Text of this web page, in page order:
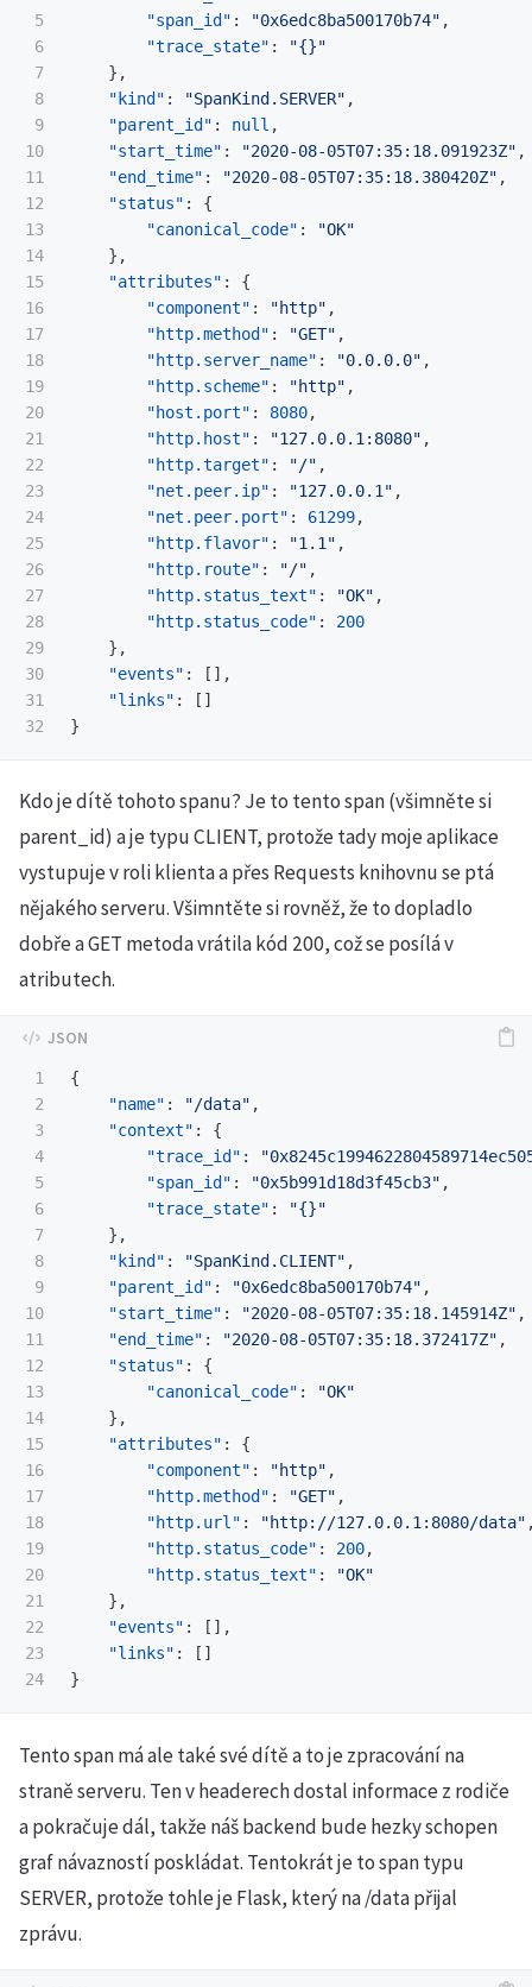
5
6
7
8
9
10
11
12
13
14
15
16
17
18
19
20
21
22
23
24
25
26
27
28
29
30
31
"span_id" : "0x6edc8ba500170b74" ,
"trace_state" :
"{}"
},
"kind" : "SpanKind.SERVER" ,
"parent_id" : null ,
"start_time" : "2020-08-05T07:35:18.091923Z" ,
"end_time" : "2020-08-05T07:35:18.380420Z" ,
"status" :
{
"canonical_code" :
"OK"
},
"attributes" :
{
"component" : "http" ,
"http.method" : "GET" ,
"http.server_name" : "0.0.0.0" ,
"http.scheme" : "http" ,
"host.port" : 8080,
"http.host" : "127.0.0.1:8080" ,
"http.target" : "/" ,
"net.peer.ip" : "127.0.0.1" ,
"net.peer.port" : 61299,
"http.flavor" : "1.1" ,
"http.route" : "/" ,
"http.status_text" : "OK" ,
"http.status_code" :
200
},
"events" :
[],
"links" :
[]
}
Kdo je dítě tohoto spanu? Je to tento span (všimněte si
parent_id) a je typu CLIENT, protože tady moje aplikace
vystupuje v roli klienta a přes Requests knihovnu se ptá
nějakého serveru. Všimntěte si rovněž, že to dopladlo
dobře a GET metoda vrátila kód 200, což se posílá v
atributech.
1
2
3
4
5
6
7
8
9
10
11
12
13
14
15
16
17
18
19
20
21
22
23
{
"name" : "/data" ,
"context" :
{
"trace_id" :
"span_id" : "0x5b991d18d3f45cb3" ,
"trace_state" :
"{}"
},
"kind" : "SpanKind.CLIENT" ,
"parent_id" : "0x6edc8ba500170b74" ,
"start_time" : "2020-08-05T07:35:18.145914Z" ,
"end_time" : "2020-08-05T07:35:18.372417Z" ,
"status" :
{
"canonical_code" :
"OK"
},
"attributes" :
{
"component" : "http" ,
"http.method" : "GET" ,
"http.url" : "http://127.0.0.1:8080/data"
"http.status_code" : 200,
"http.status_text" :
"OK"
},
"events" :
[],
"links" :
[]
}
Tento span má ale také své dítě a to je zpracování na
straně serveru. Ten v headerech dostal informace z rodiče
a pokračuje dál, takže náš backend bude hezky schopen
graf návazností poskládat. Tentokrát je to span typu
SERVER, protože tohle je Flask, který na /data přijal
zprávu.